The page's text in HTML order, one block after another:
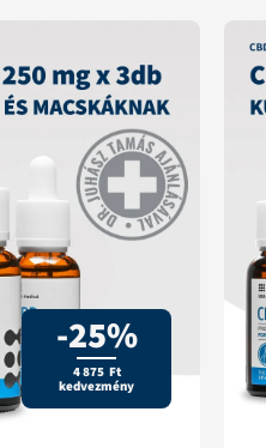
-25%
4 875 Ft
kedvezmény